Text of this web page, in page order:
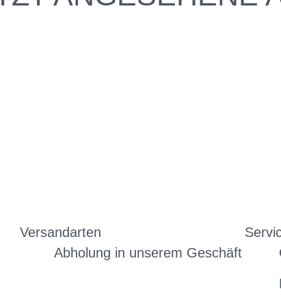
Versandarten
Abholung in unserem Geschäft